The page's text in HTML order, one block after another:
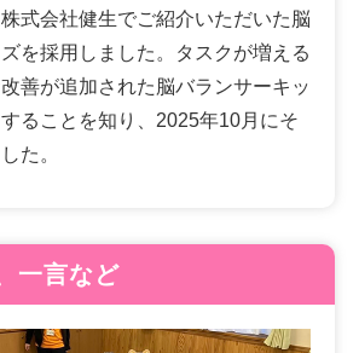
式会社健生でご紹介いただいた脳
を採用しました。タスクが増える
善が追加された脳バランサーキッ
ることを知り、2025年10月にそ
た。
一言など